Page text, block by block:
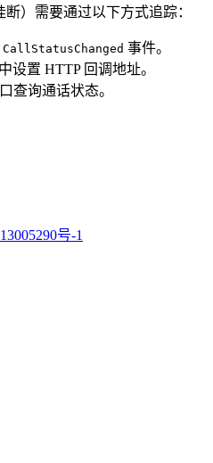
）需要通过以下方式追踪：
CallStatusChanged 事件。
设置 HTTP 回调地址。
查询通话状态。
号-1